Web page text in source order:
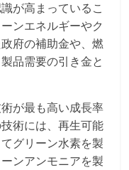
が高まっているこ
ンエネルギーやク
府の補助金や、燃
品需要の引き金と
が最も高い成長率
術には、再生可能
グリーン水素を製
ンアンモニアを製